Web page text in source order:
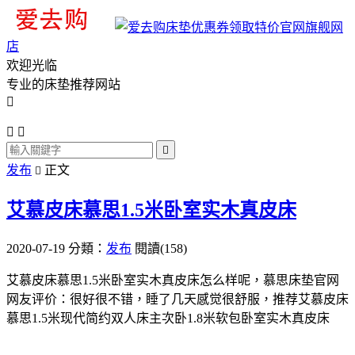
旗舰网
店
欢迎光临
专业的床垫推荐网站

 

发布  正文
艾慕皮床慕思1.5米卧室实木真皮床
2020-07-19 分類： 发布 閱讀(158)
艾慕皮床慕思1.5米卧室实木真皮床怎么样呢，慕思床垫官网
网友评价：很好很不错，睡了几天感觉很舒服，推荐艾慕皮床
慕思1.5米现代简约双人床主次卧1.8米软包卧室实木真皮床